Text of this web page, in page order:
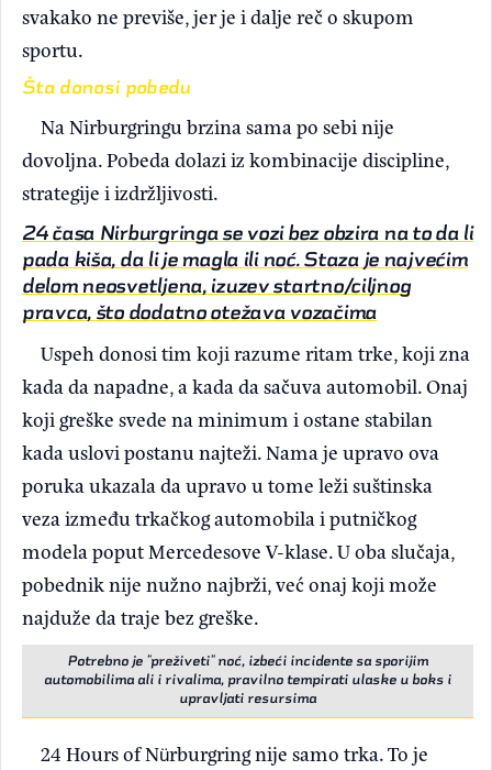
svakako ne previše, jer je i dalje reč o skupom
sportu.
Šta donosi pobedu
Na Nirburgringu brzina sama po sebi nije
dovoljna. Pobeda dolazi iz kombinacije discipline,
strategije i izdržljivosti.
24 časa Nirburgringa se vozi bez obzira na to da li
pada kiša, da li je magla ili noć. Staza je najvećim
delom neosvetljena, izuzev startno/ciljnog
pravca, što dodatno otežava vozačima
Uspeh donosi tim koji razume ritam trke, koji zna
kada da napadne, a kada da sačuva automobil. Onaj
koji greške svede na minimum i ostane stabilan
kada uslovi postanu najteži. Nama je upravo ova
poruka ukazala da upravo u tome leži suštinska
veza između trkačkog automobila i putničkog
modela poput Mercedesove V-klase. U oba slučaja,
pobednik nije nužno najbrži, već onaj koji može
najduže da traje bez greške.
Potrebno je "preživeti" noć, izbeći incidente sa sporijim
automobilima ali i rivalima, pravilno tempirati ulaske u boks i
upravljati resursima
24 Hours of Nürburgring nije samo trka. To je